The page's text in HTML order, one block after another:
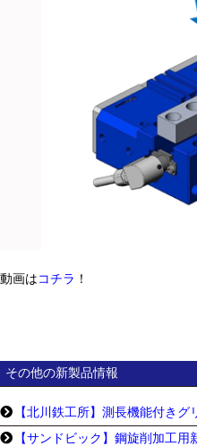
動画はコチラ ！
その他の新製品情報
【北川鉄工所】測長機能付きグ
【サンドビック】鋼旋削加工